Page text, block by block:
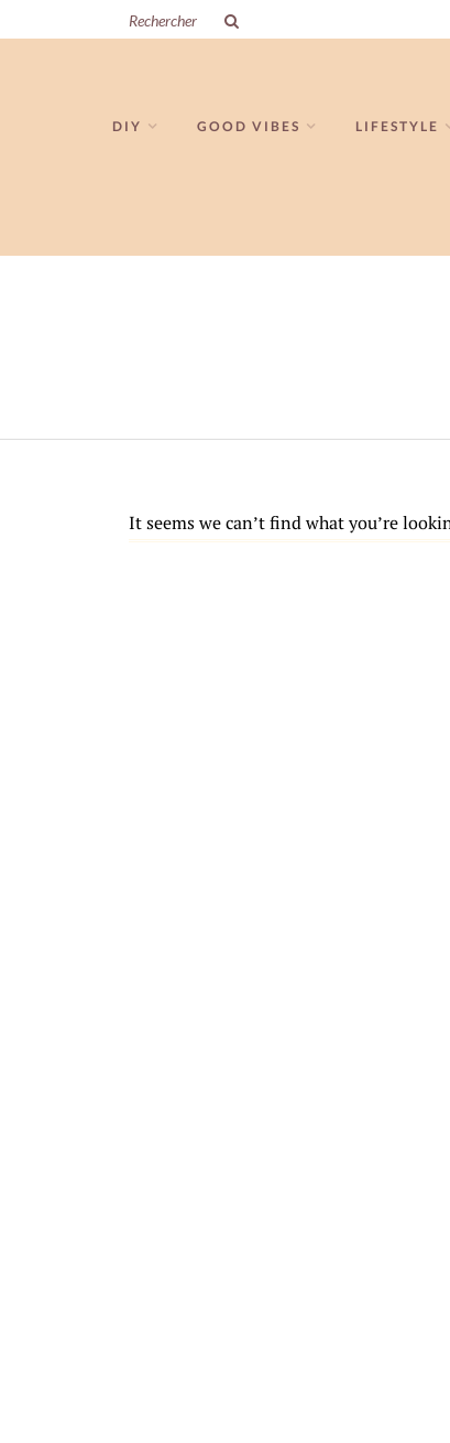
DIY GOOD VIBES LIFESTYLE
It seems we can’t find what you’re